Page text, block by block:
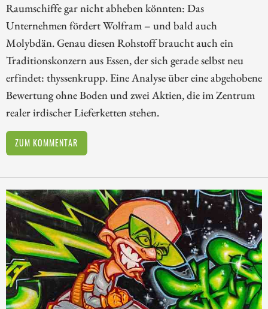
Raumschiffe gar nicht abheben könnten: Das
Unternehmen fördert Wolfram – und bald auch
Molybdän. Genau diesen Rohstoff braucht auch ein
Traditionskonzern aus Essen, der sich gerade selbst neu
erfindet: thyssenkrupp. Eine Analyse über eine abgehobene
Bewertung ohne Boden und zwei Aktien, die im Zentrum
realer irdischer Lieferketten stehen.
ZUM KOMMENTAR